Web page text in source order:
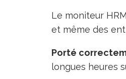
Le moniteur
et même des
Porté
longues heures